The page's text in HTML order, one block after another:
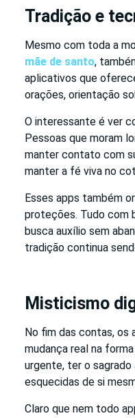
Tradição e
Mesmo com toda a
mãe de santo,
aplicativos que
orações, orientação
O interessante é ver
Pessoas que moram
manter contato com
manter a fé viva no
Esses apps também
proteções. Tudo com
busca auxílio sem
tradição continua
Misticismo
No fim das contas, os
mudança real na
urgente, ter o
esquecidas de si
Claro que nem todo